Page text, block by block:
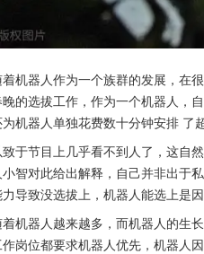
机器人作为一个族群的发展，在
的选拔工作，作为一个机器人，
机器人单独花费数十分钟安排 了
致于节目上几乎看不到人了，这自
小智对此给出解释，自己并非出于
导致没选拔上，机器人能选上是因
机器人越来越多，而机器人的生
作岗位都要求机器人优先，机器人